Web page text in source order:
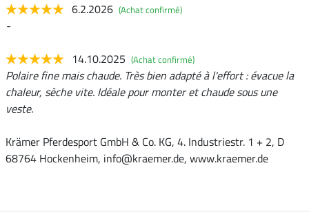
6.2.2026 (Achat confirmé)
-
14.10.2025 (Achat confirmé)
Polaire fine mais chaude. Très bien adapté à l'effort : évacue la
chaleur, sèche vite. Idéale pour monter et chaude sous une
veste.
Krämer Pferdesport GmbH & Co. KG, 4. Industriestr. 1 + 2, D
68764 Hockenheim, info@kraemer.de, www.kraemer.de